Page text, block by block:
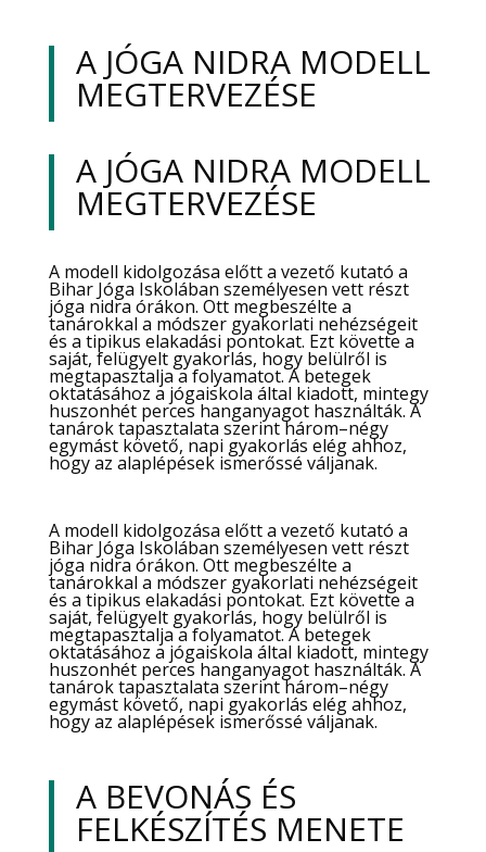
A JÓGA NIDRA MODELL
MEGTERVEZÉSE
A JÓGA NIDRA MODELL
MEGTERVEZÉSE
A modell kidolgozása előtt a vezető kutató a
Bihar Jóga Iskolában személyesen vett részt
jóga nidra órákon. Ott megbeszélte a
tanárokkal a módszer gyakorlati nehézségeit
és a tipikus elakadási pontokat. Ezt követte a
saját, felügyelt gyakorlás, hogy belülről is
megtapasztalja a folyamatot. A betegek
oktatásához a jógaiskola által kiadott, mintegy
huszonhét perces hanganyagot használták. A
tanárok tapasztalata szerint három–négy
egymást követő, napi gyakorlás elég ahhoz,
hogy az alaplépések ismerőssé váljanak.
A modell kidolgozása előtt a vezető kutató a
Bihar Jóga Iskolában személyesen vett részt
jóga nidra órákon. Ott megbeszélte a
tanárokkal a módszer gyakorlati nehézségeit
és a tipikus elakadási pontokat. Ezt követte a
saját, felügyelt gyakorlás, hogy belülről is
megtapasztalja a folyamatot. A betegek
oktatásához a jógaiskola által kiadott, mintegy
huszonhét perces hanganyagot használták. A
tanárok tapasztalata szerint három–négy
egymást követő, napi gyakorlás elég ahhoz,
hogy az alaplépések ismerőssé váljanak.
A BEVONÁS ÉS
FELKÉSZÍTÉS MENETE